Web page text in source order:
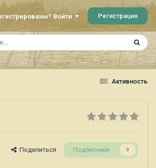
Войти Регистрация
Активность
Поделиться Подписчики 0